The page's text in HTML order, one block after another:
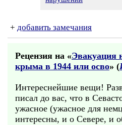
+ добавить замечания
Рецензия на «Эвакуация
крыма в 1944 или осво» (
Интереснейшие вещи!
писал до вас, что в
ужасное (ужасное для
интересны, и о Севере, и